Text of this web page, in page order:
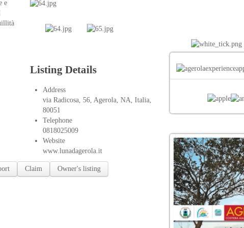
e
Listing Details
Address
via Radicosa, 56, Agerola, NA Italia,
80051
Telephone
0818025009
Website
www.lunadagerola.it
Claim
Owner's listing